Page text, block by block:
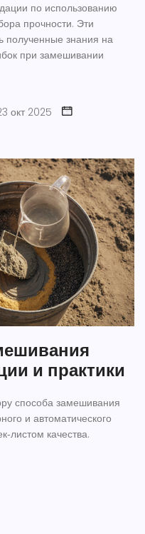
по использованию
прочности. Эти
полученные знания на
при замешивании
окт 2025
и практики
способа замешивания
и автоматического
качества.